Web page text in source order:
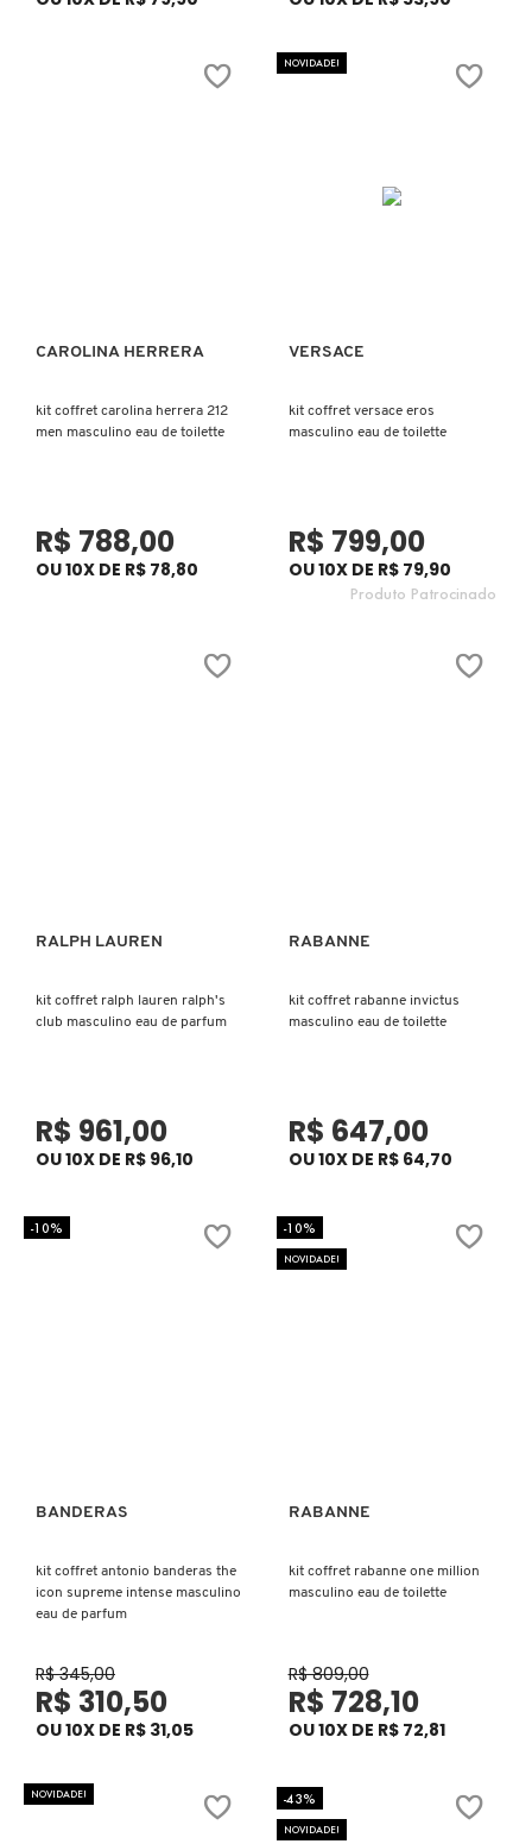
FENTY SKIN
GUCCI
HERMÈS
HUDA BEAUTY
JIMMY CHOO
JO MALONE LONDON
Ver mais
CAROLINA HERRERA
kit coffret carolina herrera 212
men masculino eau de toilette
R$ 788,00
OU 10X DE R$ 78,80
Ver mais
VERSACE
kit coffret versace eros
masculino eau de toilette
R$ 799,00
OU 10X DE R$ 79,90
Produto Patrocinado
NOVIDADE!
Ver mais
RALPH LAUREN
kit coffret ralph lauren ralph's
club masculino eau de parfum
R$ 961,00
OU 10X DE R$ 96,10
Ver mais
RABANNE
kit coffret rabanne invictus
masculino eau de toilette
R$ 647,00
OU 10X DE R$ 64,70
Ver mais
BANDERAS
kit coffret antonio banderas the
icon supreme intense masculino
eau de parfum
R$ 310,50
OU 10X DE R$ 31,05
R$ 345,00
-10%
Ver mais
RABANNE
kit coffret rabanne one million
masculino eau de toilette
R$ 728,10
OU 10X DE R$ 72,81
R$ 809,00
-10%
NOVIDADE!
NOVIDADE! -43%
NOVIDADE!